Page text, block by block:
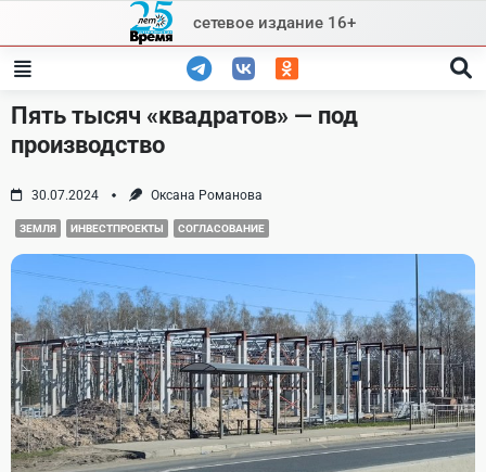
content
сетевое издание 16+
Пять тысяч «квадратов» — под
производство
30.07.2024 Оксана Романова
ЗЕМЛЯ ИНВЕСТПРОЕКТЫ СОГЛАСОВАНИЕ